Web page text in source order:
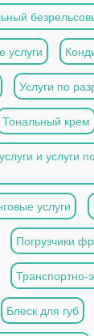
услуги
Услуги по
Тональный крем
и услуги
услуги
Погрузчики
Транспортно-
Блеск для губ